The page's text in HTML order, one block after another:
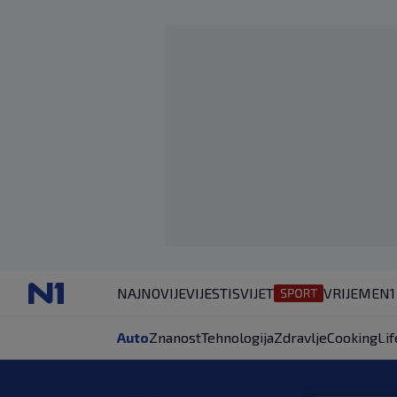
NAJNOVIJEVIJESTISVIJET VRIJEME
AutoZnanostTehnologijaZdravljeCooking